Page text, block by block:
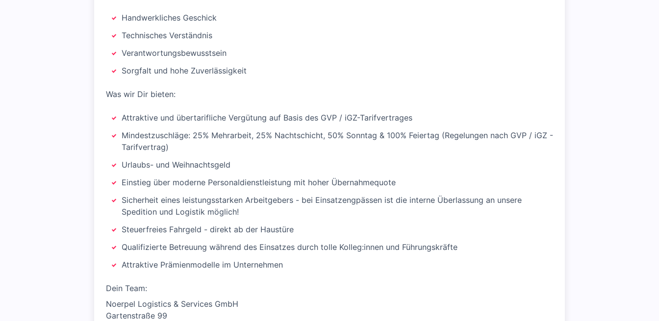
Handwerkliches Geschick
Technisches Verständnis
Verantwortungsbewusstsein
Sorgfalt und hohe Zuverlässigkeit
Was wir Dir bieten:
Attraktive und übertarifliche Vergütung auf Basis des GVP / iGZ-Tarifvertrages
Mindestzuschläge: 25% Mehrarbeit, 25% Nachtschicht, 50% Sonntag & 100% Feiertag (Regelungen nach GVP / iGZ -
Tarifvertrag)
Urlaubs- und Weihnachtsgeld
Einstieg über moderne Personaldienstleistung mit hoher Übernahmequote
Sicherheit eines leistungsstarken Arbeitgebers - bei Einsatzengpässen ist die interne Überlassung an unsere
Spedition und Logistik möglich!
Steuerfreies Fahrgeld - direkt ab der Haustüre
Qualifizierte Betreuung während des Einsatzes durch tolle Kolleg:innen und Führungskräfte
Attraktive Prämienmodelle im Unternehmen
Dein Team:
Noerpel Logistics & Services GmbH
Gartenstraße 99